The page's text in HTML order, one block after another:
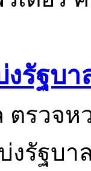
รัฐบา
ตรวจ
รัฐบา